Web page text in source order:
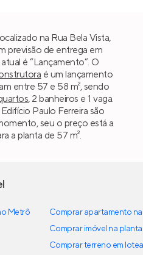
na Rua Bela Vista,
previsão de entrega em
é “Lançamento”. O
é um lançamento
entre 57 e 58 m², sendo
, 2 banheiros e 1 vaga.
Paulo Ferreira são
seu o preço está a
a planta de 57 m².
Metrô
Comprar apartamento
Comprar imóvel na planta
Comprar terreno em